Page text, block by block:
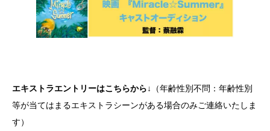
エキストラエントリーはこちらから↓ （年齢性別不問：年齢性別
等が当てはまるエキストラシーンがある場合のみご連絡いたしま
す）